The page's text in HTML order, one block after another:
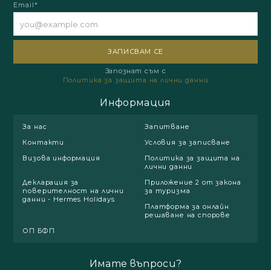
Email*
Запознат съм с
Политика за защита на лични данни
Информация
За нас
Запитване
Контакти
Условия за записване
Визова информация
Политика за защита на
лични данни
Декларация за
поверителност на лични
данни - Hermes Holidays
Приложение 2 от закона
за туризма
Платформа за онлайн
решаване на спорове
ОП БФП
Имате въпроси?